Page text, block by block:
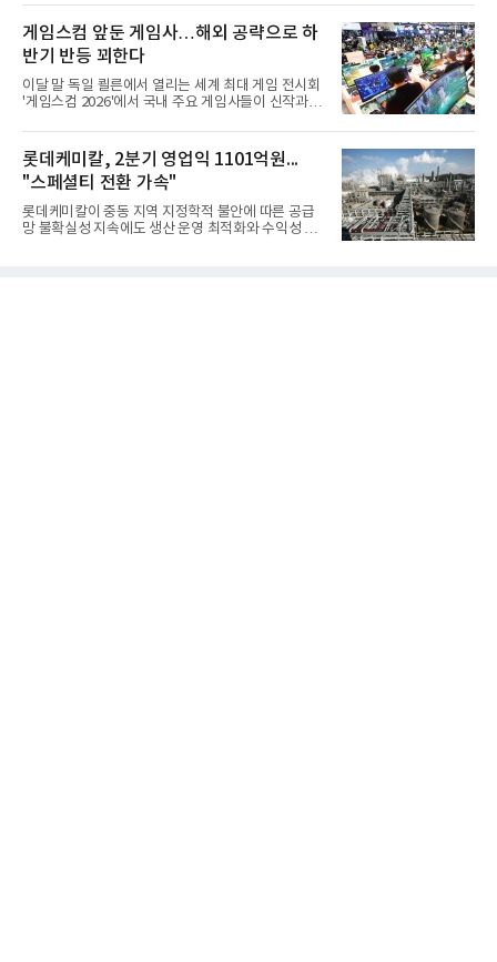
이뤄졌다. 이후 2012년 한국형 구축함(KDX-1) 이상
의 함정에 실전 배치됐다.그해 7월 해군은 동해상에서
성능 검증을 위해 홍상어 시험발사를 실시했다. 이때
홍상어가 목표 지점에서 입수한 후 표적을 타격하지
못하고 물속에서 멈춰버리는 예상 밖의 일이 벌어졌
다. 2차 품질확인 사격 시험에서도 만족스러운 결과를
얻지 못했다. 완벽한 신뢰성 확보를 위해 LIG넥스원은
분야를
게임스컴 앞둔 게임사…해외 공략으로 하
반기 반등 꾀한다
이달 말 독일 쾰른에서 열리는 세계 최대 게임 전시회
'게임스컴 2026'에서 국내 주요 게임사들이 신작과 글
체별로 엇갈린 가운데 하반기 신작 흥행과 해외 시장
성과가 실적을 좌우할 핵심 변수로 떠오르고 있다.8일
업계에 따르면 올해 상반기 게임업계는 기업별 성적
표가 크게 갈렸다. 대표적으로 크래프톤은 'PUBG: 배
틀그라운드'의 안정적인 성장에 힘입어 상반기 연결
기준 매출 2조6616억원, 영업이익 9725억원으로 역
대 최대 실적을 기록했다. 엔씨도 올해 출시한 '아이온
롯데케미칼, 2분기 영업익 1101억원...
"스페셜티 전환 가속"
롯데케미칼이 중동 지역 지정학적 불안에 따른 공급
망 불확실성 지속에도 생산 운영 최적화와 수익성 중